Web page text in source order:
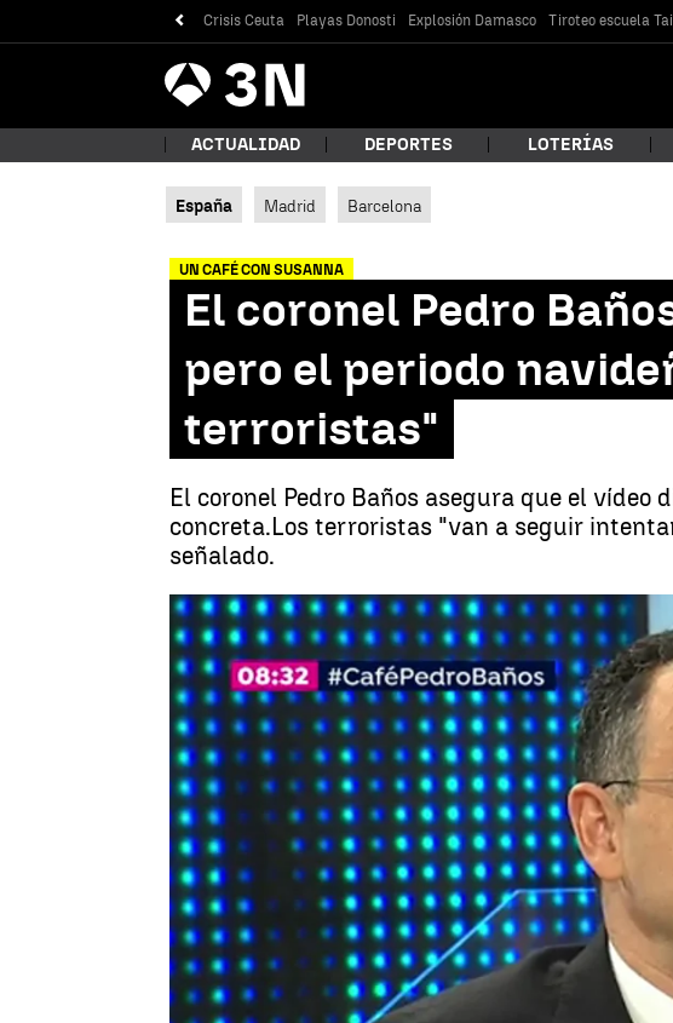
Crisis Ceuta Playas Donosti Explosión Damasco Tiroteo escuela
Antena
3 Noticias
¿Qué estás
Buscar
ACTUALIDAD DEPORTES LOTERÍAS
España Madrid Barcelona
UN CAFÉ CON SUSANNA
El coronel Pedro
pero el periodo
terroristas"
El coronel Pedro Baños asegura que el
concreta.Los terroristas "van a seguir
señalado.
El coronel Pedro
Antena 3 Noticias Madrid
Publicado: 20 de diciembre de 2017, 09:14